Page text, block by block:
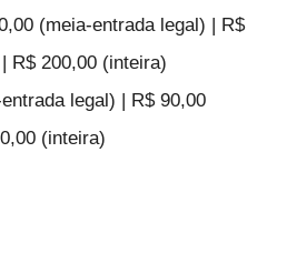
(meia-entrada legal) | R$
R$ 200,00 (inteira)
legal) | R$ 90,00
(inteira)